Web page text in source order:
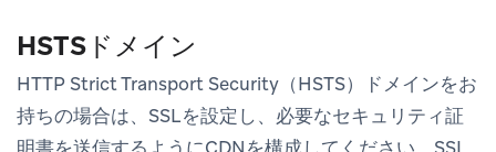
HSTSドメイン
HTTP Strict Transport Security（HSTS）ドメインをお
持ちの場合は、SSLを設定し、必要なセキュリティ証